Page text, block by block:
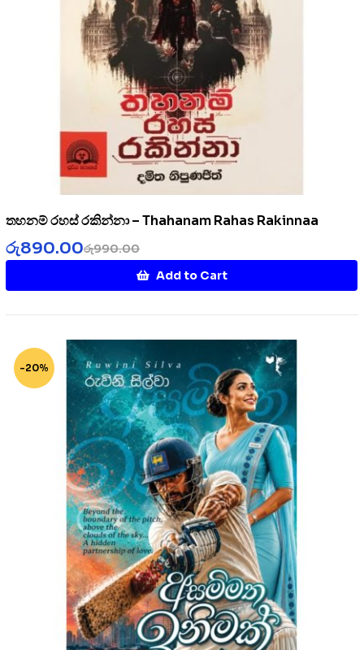
තහනම් රහස් රකින්නා – Thahanam Rahas Rakinnaa
රු990.00
රු890.00
Add to Cart
-20%